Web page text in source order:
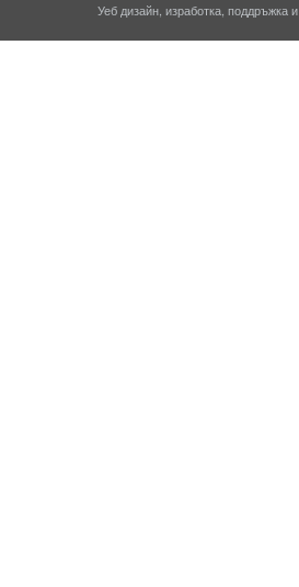
Уеб дизайн, изработка, поддръжка и